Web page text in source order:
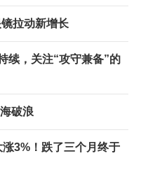
拉动新增长
续，关注“攻守兼备”的
破浪
3%！跌了三个月终于